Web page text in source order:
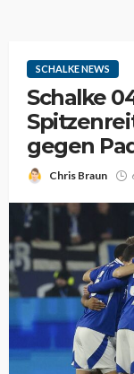
SCHALKE NEWS
Schalke
gegen
Chris Braun